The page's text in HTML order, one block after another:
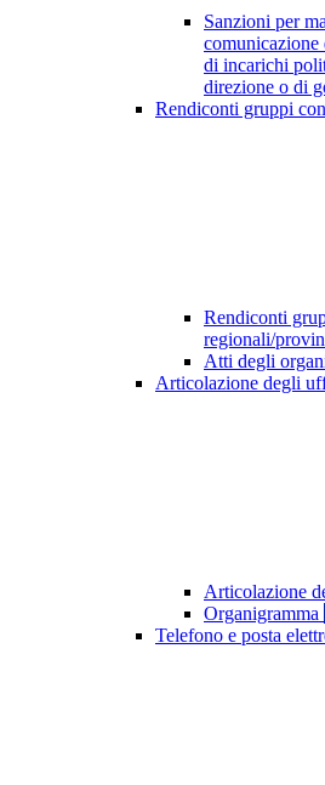
Sanzioni per
comunicazione
di incarichi
direzione o di
Rendiconti gruppi
Rendiconti
regionali/
Atti degli
Articolazione degli
Articolazione
Organigramma
Telefono e posta